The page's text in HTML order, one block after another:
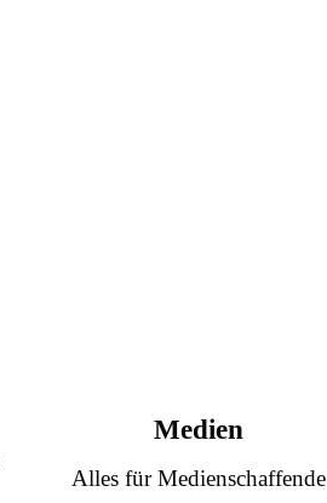
Medien
Alles für Medienschaffende